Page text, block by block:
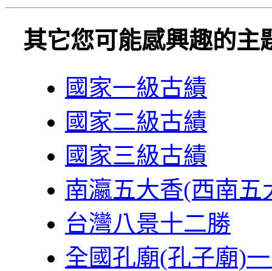
其它您可能感興趣的主
國家一級古績
國家二級古績
國家三級古績
南瀛五大香(西南五
台灣八景十二勝
全國孔廟(孔子廟)